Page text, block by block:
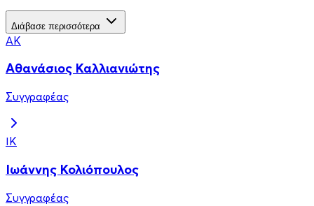
Διάβασε περισσότερα
ΑΚ
Αθανάσιος Καλλιανιώτης
Συγγραφέας
ΙΚ
Ιωάννης Κολιόπουλος
Συγγραφέας